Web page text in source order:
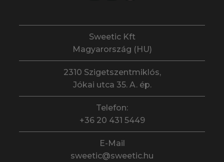
Sweetic Kft
Magyarország (HU)
2310 Szigetszentmiklós,
Jókai utca 35. A. ép.
Telefon:
+36 20 431 5449
E-Mail
sweetic@sweetic.hu